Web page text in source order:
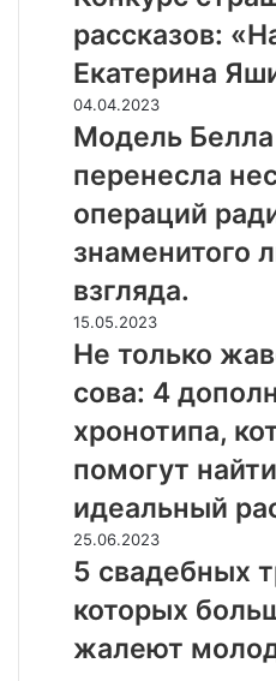
рассказов:
«Наследство»,
Екатерина
Яшина
рассказов:
Екатерина
Модель
Белла
Хадид
перенесла
несколько
операций
ради
знаменитого
лисьего
взгляда.
04.04.2023
Модель
перенесла
операций
знаменитого
взгляда.
Не
только
жаворонок
и
сова:
4
дополнительных
которые
помогут
найти
идеальный
распорядок
15.05.2023
Не только
сова: 4
хронотипа,
помогут
идеальный
5
свадебных
трат,
о
которых
больше
25.06.2023
5 свадебных
которых
жалеют